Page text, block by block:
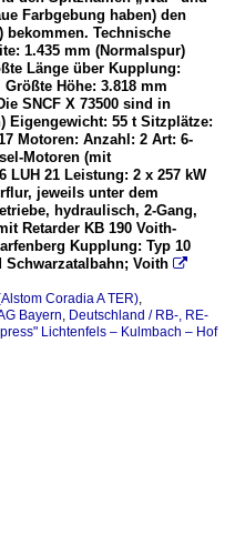
Farbgebung haben) den
bekommen. Technische
1.435 mm (Normalspur)
Länge über Kupplung:
Höhe: 3.818 mm
SNCF X 73500 sind in
Eigengewicht: 55 t Sitzplätze:
Motoren: Anzahl: 2 Art: 6-
Motoren (mit
LUH 21 Leistung: 2 x 257 kW
jeweils unter dem
hydraulisch, 2-Gang,
Retarder KB 190 Voith-
Kupplung: Typ 10
Schwarzatalbahn; Voith 
Coradia A TER)
Bayern Deutschland / RB-, RE-
Lichtenfels – Kulmbach – Hof